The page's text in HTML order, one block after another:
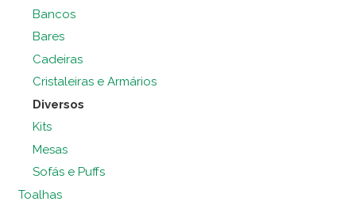
Bancos
Bares
Cadeiras
Cristaleiras e Armários
Diversos
Kits
Mesas
Sofás e Puffs
Toalhas